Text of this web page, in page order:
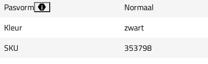
Pasvorm
i
Normaal
Kleur
zwart
SKU
353798